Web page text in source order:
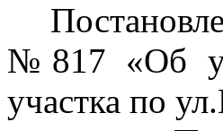
№817 «Об
участка по ул